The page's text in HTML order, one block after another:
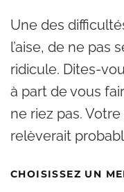
Une des
l’aise, de ne pas
ridicule. Dites-
à part de vous
ne riez pas.
relèverait
CHOISISSEZ UN